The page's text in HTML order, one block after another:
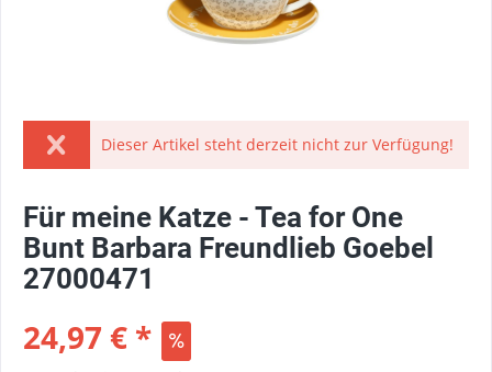
Dieser Artikel steht derzeit nicht zur Verfügung!
Für meine Katze - Tea for One
Bunt Barbara Freundlieb Goebel
27000471
24,97 € *